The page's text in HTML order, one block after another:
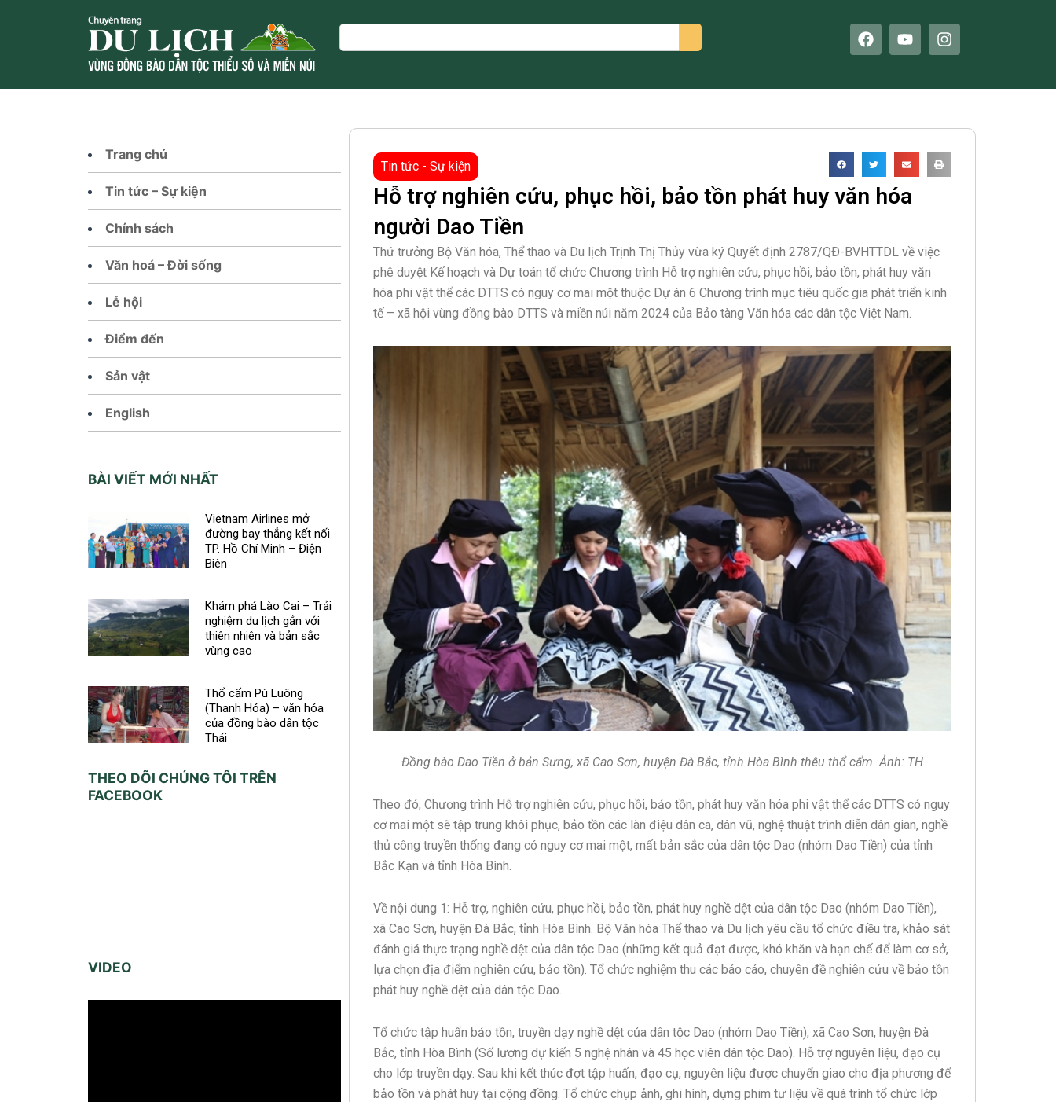
Search
F
a
b
o
Y
o
u
e
I
n
a
r
m
Trang chủ
Tin tức – Sự kiện
Chính sách
Văn hoá – Đời sống
Lễ hội
Điểm đến
Sản vật
English
BÀI VIẾT MỚI NHẤT
Vietnam Airlines mở
đường bay thẳng kết nối
TP. Hồ Chí Minh – Điện
Biên
Khám phá Lào Cai – Trải
nghiệm du lịch gắn với
thiên nhiên và bản sắc
vùng cao
Thổ cẩm Pù Luông
(Thanh Hóa) – văn hóa
của đồng bào dân tộc
Thái
THEO DÕI CHÚNG TÔI TRÊN
FACEBOOK
VIDEO
Tin tức - Sự kiện
Hỗ trợ nghiên cứu, phục hồi, bảo tồn phát huy văn hóa
người Dao Tiền
Thứ trưởng Bộ Văn hóa, Thể thao và Du lịch Trịnh Thị Thủy vừa ký Quyết định 2787/QÐ-BVHTTDL về việc
phê duyệt Kế hoạch và Dự toán tổ chức Chương trình Hỗ trợ nghiên cứu, phục hồi, bảo tồn, phát huy văn
hóa phi vật thể các DTTS có nguy cơ mai một thuộc Dự án 6 Chương trình mục tiêu quốc gia phát triển kinh
tế – xã hội vùng đồng bào DTTS và miền núi năm 2024 của Bảo tàng Văn hóa các dân tộc Việt Nam.
Đồng bào Dao Tiền ở bản Sưng, xã Cao Sơn, huyện Đà Bắc, tỉnh Hòa Bình thêu thổ cẩm. Ảnh: TH
Theo đó, Chương trình Hỗ trợ nghiên cứu, phục hồi, bảo tồn, phát huy văn hóa phi vật thể các DTTS có nguy
cơ mai một sẽ tập trung khôi phục, bảo tồn các làn điệu dân ca, dân vũ, nghệ thuật trình diễn dân gian, nghề
thủ công truyền thống đang có nguy cơ mai một, mất bản sắc của dân tộc Dao (nhóm Dao Tiền) của tỉnh
Bắc Kạn và tỉnh Hòa Bình.
Về nội dung 1: Hỗ trợ, nghiên cứu, phục hồi, bảo tồn, phát huy nghề dệt của dân tộc Dao (nhóm Dao Tiền),
xã Cao Sơn, huyện Đà Bắc, tỉnh Hòa Bình. Bộ Văn hóa Thể thao và Du lịch yêu cầu tổ chức điều tra, khảo sát
đánh giá thực trạng nghề dệt của dân tộc Dao (những kết quả đạt được, khó khăn và hạn chế để làm cơ sở,
lựa chọn địa điểm nghiên cứu, bảo tồn). Tổ chức nghiệm thu các báo cáo, chuyên đề nghiên cứu về bảo tồn
phát huy nghề dệt của dân tộc Dao.
Tổ chức tập huấn bảo tồn, truyền dạy nghề dệt của dân tộc Dao (nhóm Dao Tiền), xã Cao Sơn, huyện Đà
Bắc, tỉnh Hòa Bình (Số lượng dự kiến 5 nghệ nhân và 45 học viên dân tộc Dao). Hỗ trợ nguyên liệu, đạo cụ
cho lớp truyền dạy. Sau khi kết thúc đợt tập huấn, đạo cụ, nguyên liệu được chuyển giao cho địa phương để
bảo tồn và phát huy tại cộng đồng. Tổ chức chụp ảnh, ghi hình, dựng phim tư liệu về quá trình tổ chức lớp